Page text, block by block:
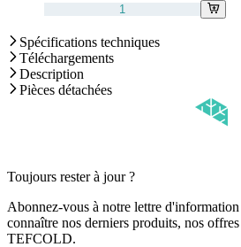
Spécifications techniques
Téléchargements
Description
Pièces détachées
Toujours rester à jour ?
Abonnez-vous à notre lettre
connaître nos derniers produits, nos
TEFCOLD.